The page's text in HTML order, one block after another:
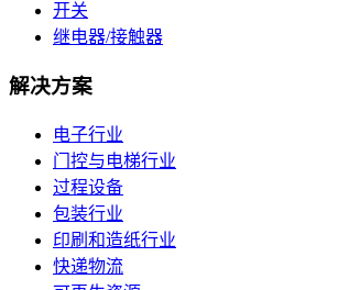
开关
继电器/接触器
解决方案
电子行业
门控与电梯行业
过程设备
包装行业
印刷和造纸行业
快递物流